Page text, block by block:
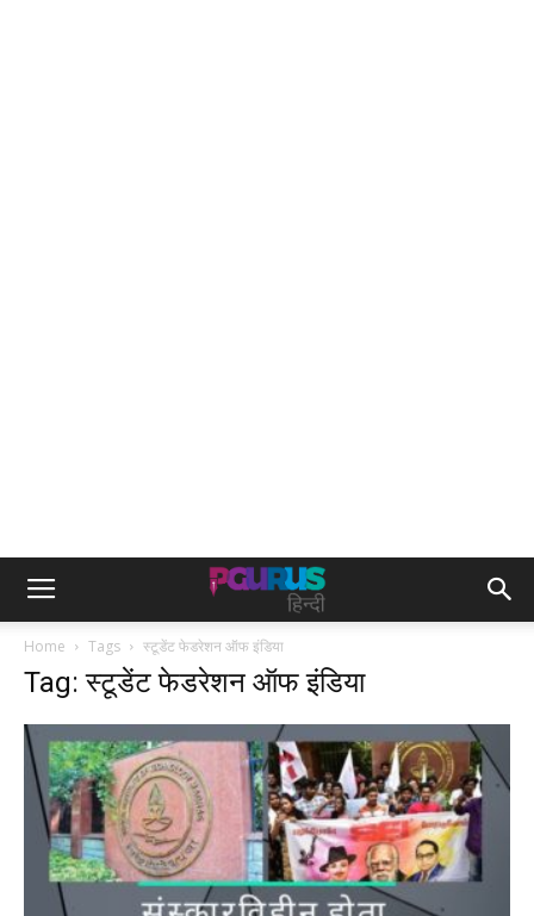
Home Tags स्टूडेंट फेडरेशन ऑफ इंडिया
Tag: स्टूडेंट फेडरेशन ऑफ इंडिया